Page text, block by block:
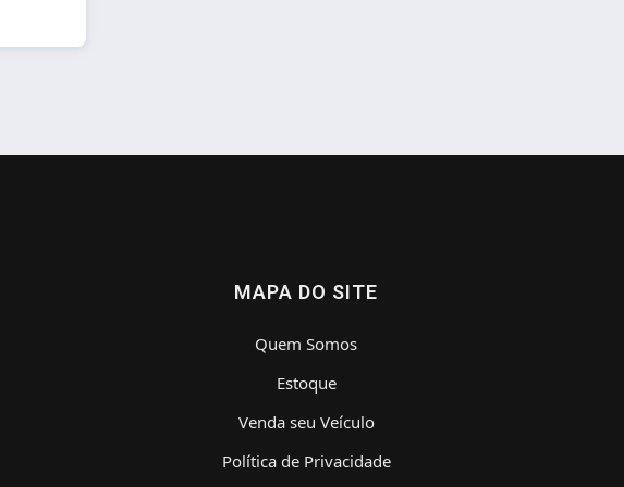
MAPA DO SITE
Quem Somos
Estoque
Venda seu Veículo
Política de Privacidade